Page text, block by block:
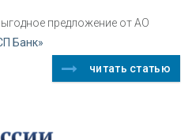
предложение от АО
Банк»
читать статью